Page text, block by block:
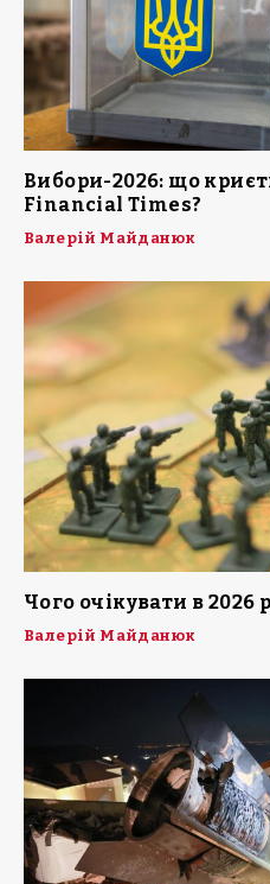
Вибори-2026: що
Financial Times?
Валерій Майданюк
Чого очікувати в 2026
Валерій Майданюк